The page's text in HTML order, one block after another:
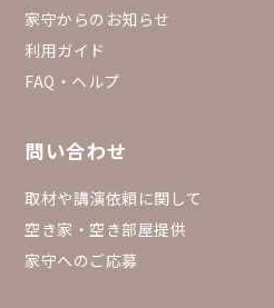
家守からのお知らせ
利用ガイド
FAQ・ヘルプ
問い合わせ
取材や講演依頼に関して
空き家・空き部屋提供
家守へのご応募